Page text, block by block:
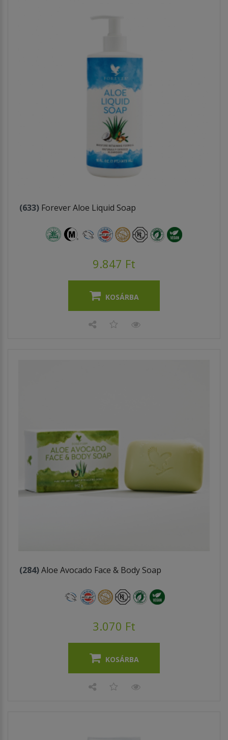
(633) Forever Aloe Liquid Soap
9.847 Ft
KOSÁRBA
(284)Aloe Avocado Face & Body Soap
3.070 Ft
KOSÁRBA